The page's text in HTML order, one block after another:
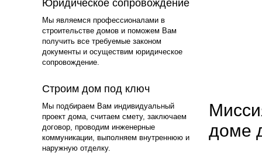
Юридическое сопровождение
Мы являемся профессионалами в
строительстве домов и поможем Вам
получить все требуемые законом
документы и осуществим юридическое
сопровождение.
Строим дом под ключ
Мы подбираем Вам индивидуальный
проект дома, считаем смету, заключаем
договор, проводим инженерные
коммуникации, выполняем внутреннюю и
наружную отделку.
доме